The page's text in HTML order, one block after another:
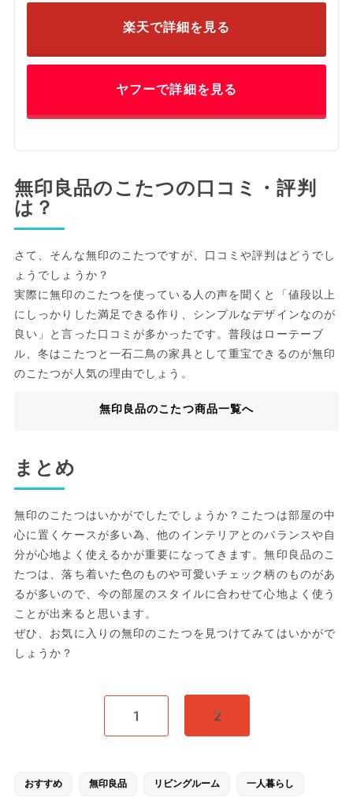
楽天で詳細を見る
ヤフーで詳細を見る
無印良品のこたつの口コミ・評判
は？
さて、そんな無印のこたつですが、口コミや評判はどうでし
ょうでしょうか？
実際に無印のこたつを使っている人の声を聞くと「値段以上
にしっかりした満足できる作り、シンプルなデザインなのが
良い」と言った口コミが多かったです。普段はローテーブ
ル、冬はこたつと一石二鳥の家具として重宝できるのが無印
のこたつが人気の理由でしょう。
無印良品のこたつ商品一覧へ
まとめ
無印のこたつはいかがでしたでしょうか？こたつは部屋の中
心に置くケースが多い為、他のインテリアとのバランスや自
分が心地よく使えるかが重要になってきます。無印良品のこ
たつは、落ち着いた色のものや可愛いチェック柄のものがあ
るが多いので、今の部屋のスタイルに合わせて心地よく使う
ことが出来ると思います。
ぜひ、お気に入りの無印のこたつを見つけてみてはいかがで
しょうか？
1 2
おすすめ 無印良品 リビングルーム 一人暮らし